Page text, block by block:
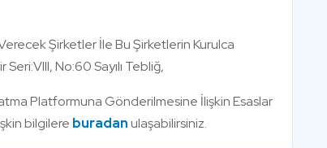
Şirketler İle Bu Şirketlerin Kurulca
No:60 Sayılı Tebliğ,
Platformuna Gönderilmesine İlişkin Esaslar
bilgilere buradanulaşabilirsiniz.